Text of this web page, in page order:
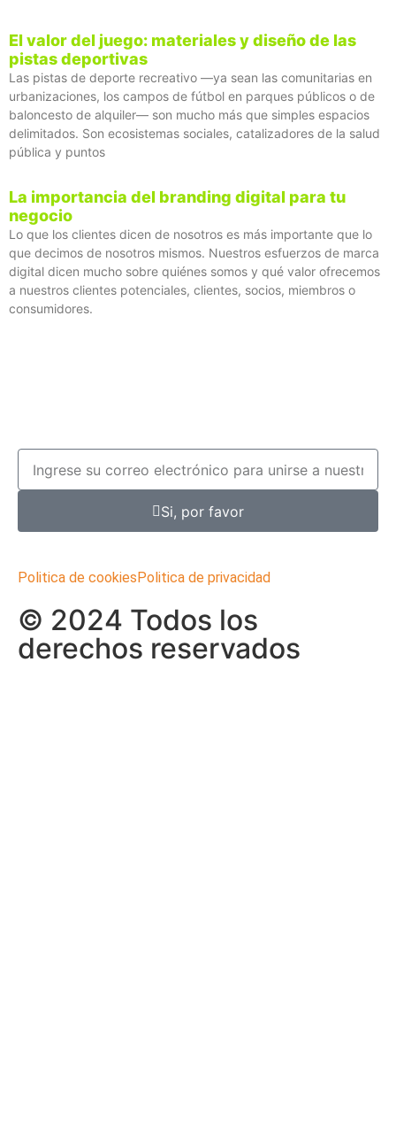
El valor del juego: materiales y diseño de las
pistas deportivas
Las pistas de deporte recreativo —ya sean las comunitarias en
urbanizaciones, los campos de fútbol en parques públicos o de
baloncesto de alquiler— son mucho más que simples espacios
delimitados. Son ecosistemas sociales, catalizadores de la salud
pública y puntos
La importancia del branding digital para tu
negocio
Lo que los clientes dicen de nosotros es más importante que lo
que decimos de nosotros mismos. Nuestros esfuerzos de marca
digital dicen mucho sobre quiénes somos y qué valor ofrecemos
a nuestros clientes potenciales, clientes, socios, miembros o
consumidores.
Si, por favor
Politica de cookies Politica de privacidad
© 2024 Todos los
derechos reservados